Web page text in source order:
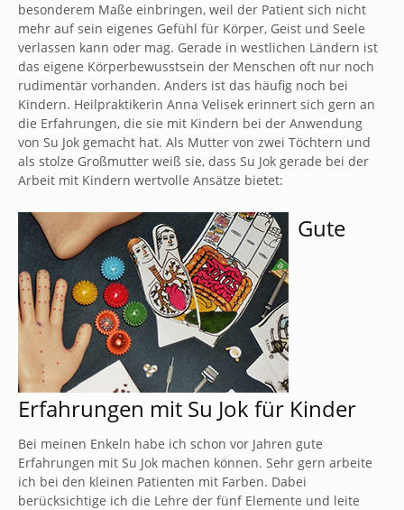
besonderem Maße einbringen, weil der Patient sich nicht
mehr auf sein eigenes Gefühl für Körper, Geist und Seele
verlassen kann oder mag. Gerade in westlichen Ländern ist
das eigene Körperbewusstsein der Menschen oft nur noch
rudimentär vorhanden. Anders ist das häufig noch bei
Kindern. Heilpraktikerin Anna Velisek erinnert sich gern an
die Erfahrungen, die sie mit Kindern bei der Anwendung
von Su Jok gemacht hat. Als Mutter von zwei Töchtern und
als stolze Großmutter weiß sie, dass Su Jok gerade bei der
Arbeit mit Kindern wertvolle Ansätze bietet:
Gute
Erfahrungen mit Su Jok für Kinder
Bei meinen Enkeln habe ich schon vor Jahren gute
Erfahrungen mit Su Jok machen können. Sehr gern arbeite
ich bei den kleinen Patienten mit Farben. Dabei
berücksichtige ich die Lehre der fünf Elemente und leite